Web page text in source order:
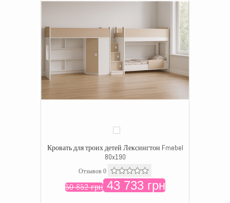
Кровать для троих детей Лексингтон Fmebel
80x190
Отзывов 0
50 852 грн43 733 грн